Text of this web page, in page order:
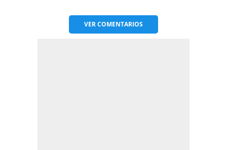
VERCOMENTARIOS